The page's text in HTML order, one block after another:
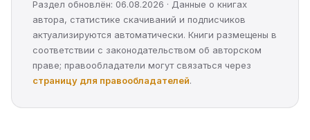
Раздел обновлён: 06.08.2026 · Данные о книгах
автора, статистике скачиваний и подписчиков
актуализируются автоматически. Книги размещены в
соответствии с законодательством об авторском
праве; правообладатели могут связаться через
страницу для правообладателей.